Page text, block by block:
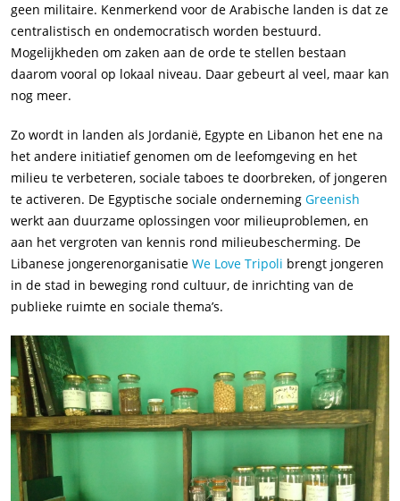
geen militaire. Kenmerkend voor de Arabische landen is dat ze
centralistisch en ondemocratisch worden bestuurd.
Mogelijkheden om zaken aan de orde te stellen bestaan
daarom vooral op lokaal niveau. Daar gebeurt al veel, maar kan
nog meer.
Zo wordt in landen als Jordanië, Egypte en Libanon het ene na
het andere initiatief genomen om de leefomgeving en het
milieu te verbeteren, sociale taboes te doorbreken, of jongeren
te activeren. De Egyptische sociale onderneming Greenish
werkt aan duurzame oplossingen voor milieuproblemen, en
aan het vergroten van kennis rond milieubescherming. De
Libanese jongerenorganisatie We Love Tripoli brengt jongeren
in de stad in beweging rond cultuur, de inrichting van de
publieke ruimte en sociale thema’s.